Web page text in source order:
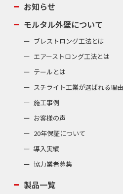
お知らせ
モルタル外壁について
ブレストロング工法とは
エアーストロング工法とは
テールとは
スチライト工業が選ばれる理由
施工事例
お客様の声
20年保証について
導入実績
協力業者募集
製品一覧